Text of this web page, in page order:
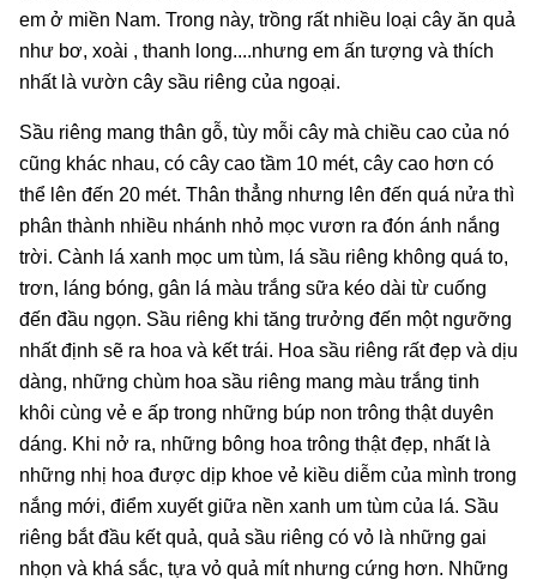
em ở miền Nam. Trong này, trồng rất nhiều loại cây ăn quả
như bơ, xoài , thanh long....nhưng em ấn tượng và thích
nhất là vườn cây sầu riêng của ngoại.
Sầu riêng mang thân gỗ, tùy mỗi cây mà chiều cao của nó
cũng khác nhau, có cây cao tầm 10 mét, cây cao hơn có
thể lên đến 20 mét. Thân thẳng nhưng lên đến quá nửa thì
phân thành nhiều nhánh nhỏ mọc vươn ra đón ánh nắng
trời. Cành lá xanh mọc um tùm, lá sầu riêng không quá to,
trơn, láng bóng, gân lá màu trắng sữa kéo dài từ cuống
đến đầu ngọn. Sầu riêng khi tăng trưởng đến một ngưỡng
nhất định sẽ ra hoa và kết trái. Hoa sầu riêng rất đẹp và dịu
dàng, những chùm hoa sầu riêng mang màu trắng tinh
khôi cùng vẻ e ấp trong những búp non trông thật duyên
dáng. Khi nở ra, những bông hoa trông thật đẹp, nhất là
những nhị hoa được dịp khoe vẻ kiều diễm của mình trong
nắng mới, điểm xuyết giữa nền xanh um tùm của lá. Sầu
riêng bắt đầu kết quả, quả sầu riêng có vỏ là những gai
nhọn và khá sắc, tựa vỏ quả mít nhưng cứng hơn. Những